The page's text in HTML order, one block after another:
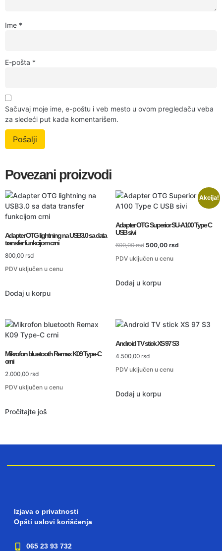
Ime *
E-pošta *
Sačuvaj moje ime, e-poštu i veb mesto u ovom pregledaču veba
za sledeći put kada komentarišem.
Povezani proizvodi
Adapter OTG lightning na USB3.0 sa data
transfer funkcijom crni
800,00 rsd
PDV uključen u cenu
Dodaj u korpu
Akcija!
Adapter OTG Superior SU-A100 Type C
USB sivi
600,00rsd 500,00 rsd
PDV uključen u cenu
Dodaj u korpu
Mikrofon bluetooth Remax K09 Type-C
crni
2.000,00 rsd
PDV uključen u cenu
Pročitajte još
Android TV stick XS 97 S3
4.500,00 rsd
PDV uključen u cenu
Dodaj u korpu
Izjava o privatnosti
Opšti uslovi korišćenja
065 23 93 732